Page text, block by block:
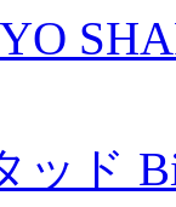
ッド